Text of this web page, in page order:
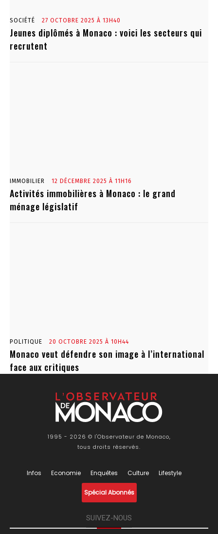
SOCIÉTÉ 27 OCTOBRE 2025 À 13H40
Jeunes diplômés à Monaco : voici les secteurs qui
recrutent
IMMOBILIER 12 DÉCEMBRE 2025 À 11H16
Activités immobilières à Monaco : le grand
ménage législatif
POLITIQUE 20 OCTOBRE 2025 À 10H44
Monaco veut défendre son image à l’international
face aux critiques
1995 - 2026 © l'Observateur de Monaco,
tous droits réservés.
Infos Economie Enquêtes Culture Lifestyle
Spécial Abonnés
SUIVEZ-NOUS